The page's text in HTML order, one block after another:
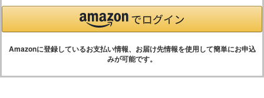
Amazonに登録しているお支払い情報、お届け先情報を使用して簡単にお申込
みが可能です。